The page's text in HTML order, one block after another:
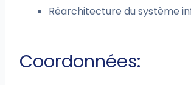
Réarchitecture du système
Coordonnées: